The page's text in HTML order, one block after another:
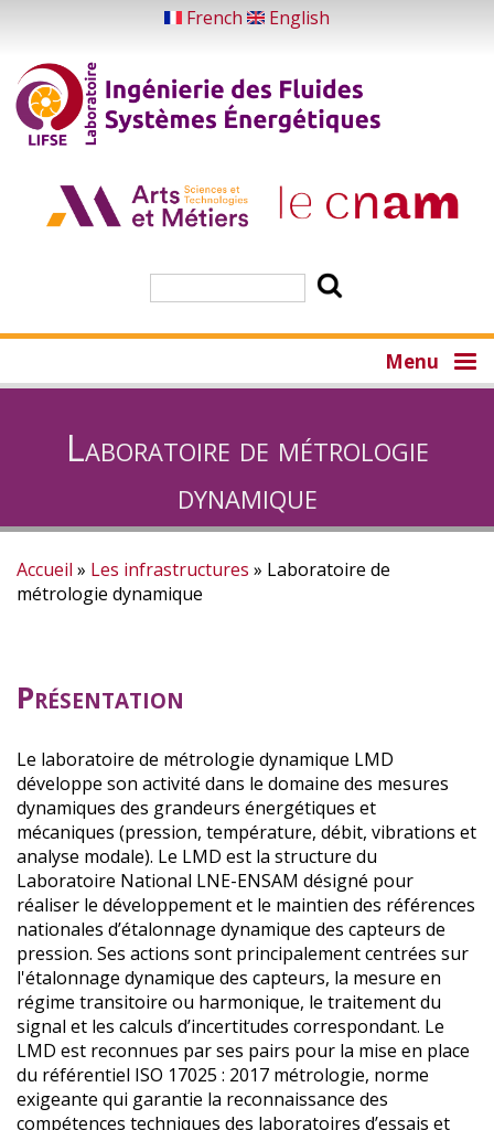
contenu
principal
French English
Menu
Laboratoire de métrologie
dynamique
Fil
Accueil Les infrastructures
Laboratoire de
métrologie dynamique
Présentation
Le laboratoire de métrologie dynamique LMD
développe son activité dans le domaine des mesures
dynamiques des grandeurs énergétiques et
mécaniques (pression, température, débit, vibrations et
analyse modale). Le LMD est la structure du
Laboratoire National LNE-ENSAM désigné pour
réaliser le développement et le maintien des références
nationales d’étalonnage dynamique des capteurs de
pression. Ses actions sont principalement centrées sur
l'étalonnage dynamique des capteurs, la mesure en
régime transitoire ou harmonique, le traitement du
signal et les calculs d’incertitudes correspondant. Le
LMD est reconnues par ses pairs pour la mise en place
du référentiel ISO 17025 : 2017 métrologie, norme
exigeante qui garantie la reconnaissance des
compétences techniques des laboratoires d’essais et